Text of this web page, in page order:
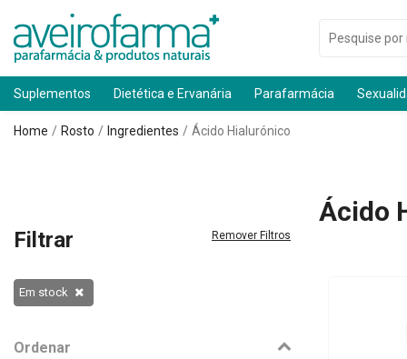
Suplementos Dietética e Ervanária Parafarmácia
Home Rosto Ingredientes Ácido Hialurónico
Filtrar Remover Filtros
Em stock
Ordenar
Ácido